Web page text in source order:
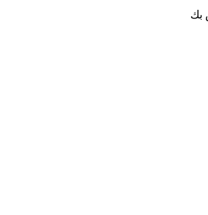
بك